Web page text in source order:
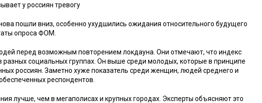
у россиян тревогу
пошли вниз, особенно ухудшились ожидания относительного будущего
опроса ФОМ.
перед возможным повторением локдауна. Они отмечают, что индекс
разных социальных группах. Он выше среди молодых, которые в принципе
россиян. Заметно хуже показатель среди женщин, людей среднего и
респондентов.
лучше, чем в мегаполисах и крупных городах. Эксперты объясняют это